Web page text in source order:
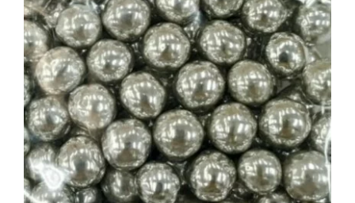
WooCommerce Mon Compte
Mot de passe perdu